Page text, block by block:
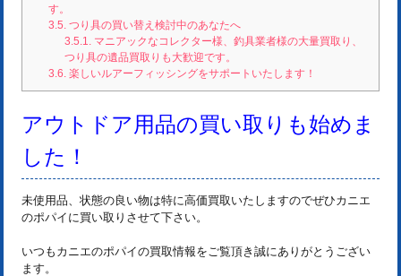
す。
3.5.つり具の買い替え検討中のあなたへ
3.5.1. マニアックなコレクター様、釣具業者様の大量買取り、
つり具の遺品買取りも大歓迎です。
3.6.楽しいルアーフィッシングをサポートいたします！
アウトドア用品の買い取りも始めま
した！
未使用品、状態の良い物は特に高価買取いたしますのでぜひカニエ
のポパイに買い取りさせて下さい。
いつもカニエのポパイの買取情報をご覧頂き誠にありがとうござい
ます。